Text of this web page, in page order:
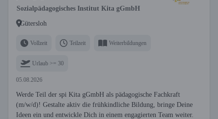
Sozialpädagogisches Institut Kita gGmbH
Gütersloh
Vollzeit Teilzeit Weiterbildungen
Urlaub >= 30
05.08.2026
Werde Teil der spi Kita gGmbH als pädagogische Fachkraft
(m/w/d)! Gestalte aktiv die frühkindliche Bildung, bringe Deine
Ideen ein und entwickle Dich in einem engagierten Team weiter.